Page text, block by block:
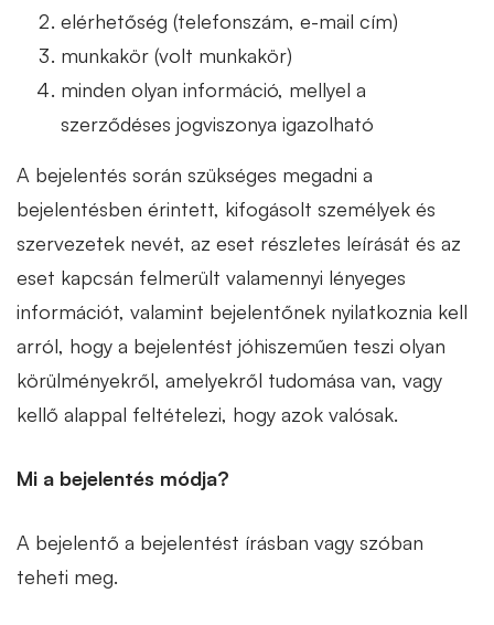
elérhetőség (telefonszám, e-mail cím)
munkakör (volt munkakör)
minden olyan információ, mellyel a
szerződéses jogviszonya igazolható
A bejelentés során szükséges megadni a
bejelentésben érintett, kifogásolt személyek és
szervezetek nevét, az eset részletes leírását és az
eset kapcsán felmerült valamennyi lényeges
információt, valamint bejelentőnek nyilatkoznia kell
arról, hogy a bejelentést jóhiszeműen teszi olyan
körülményekről, amelyekről tudomása van, vagy
kellő alappal feltételezi, hogy azok valósak.
Mi a bejelentés módja?
A bejelentő a bejelentést írásban vagy szóban
teheti meg.